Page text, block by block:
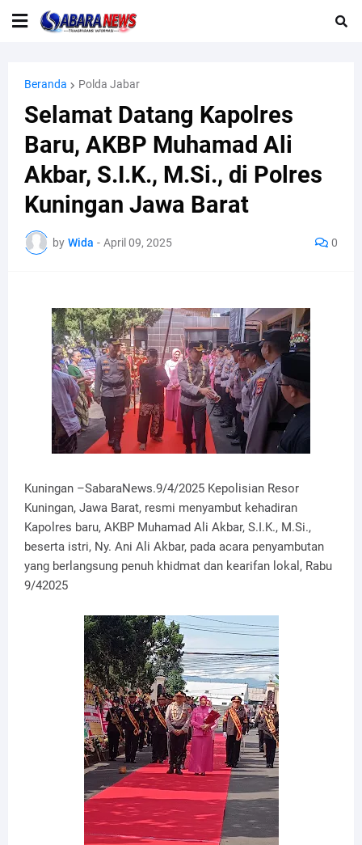
Beranda Polda Jabar
Selamat Datang Kapolres
Baru, AKBP Muhamad Ali
Akbar, S.I.K., M.Si., di Polres
Kuningan Jawa Barat
by Wida - April 09, 2025 0
Kuningan –SabaraNews.9/4/2025 Kepolisian Resor
Kuningan, Jawa Barat, resmi menyambut kehadiran
Kapolres baru, AKBP Muhamad Ali Akbar, S.I.K., M.Si.,
beserta istri, Ny. Ani Ali Akbar, pada acara penyambutan
yang berlangsung penuh khidmat dan kearifan lokal, Rabu
9/42025